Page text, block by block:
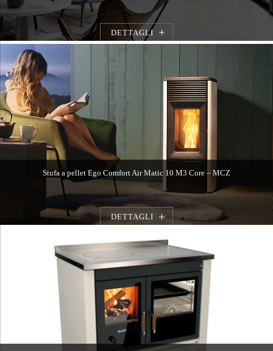
DETTAGLI
Stufa a pellet Ego Comfort Air Matic 10 M3 Core – MCZ
DETTAGLI